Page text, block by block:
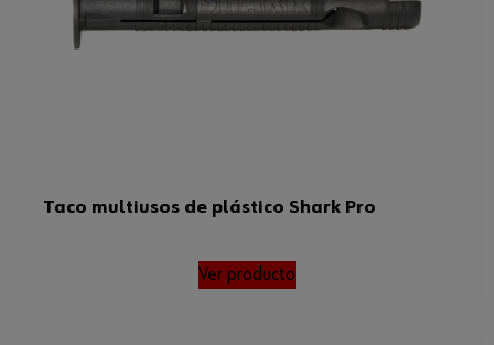
Taco multiusos de plástico Shark Pro
Ver producto